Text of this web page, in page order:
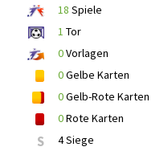
18 Spiele
1 Tor
0Vorlagen
0Gelbe Karten
0Gelb-Rote Karten
0Rote Karten
S 4 Siege